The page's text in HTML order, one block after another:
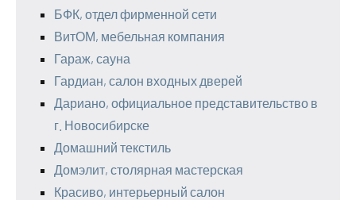
БФК, отдел фирменной сети
ВитОМ, мебельная компания
Гараж, сауна
Гардиан, салон входных дверей
Дариано, официальное представительство в
г. Новосибирске
Домашний текстиль
Домэлит, столярная мастерская
Красиво, интерьерный салон